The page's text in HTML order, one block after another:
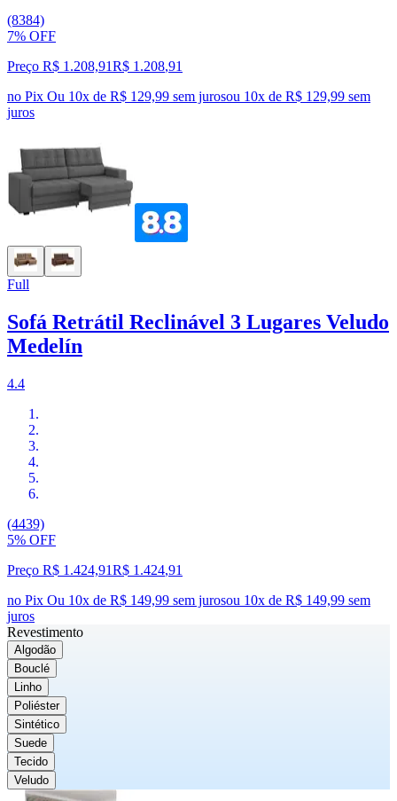
(8384)
7% OFF
Preço R$ 1.208,91R$ 1.208,91
no Pix Ou 10x de R$ 129,99 sem jurosou 10x de R$ 129,99 sem
juros
Full
Sofá Retrátil Reclinável 3 Lugares Veludo
Medelín
4.4
(4439)
5% OFF
Preço R$ 1.424,91R$ 1.424,91
no Pix Ou 10x de R$ 149,99 sem jurosou 10x de R$ 149,99 sem
juros
Revestimento
Algodão
Bouclé
Linho
Poliéster
Sintético
Suede
Tecido
Veludo